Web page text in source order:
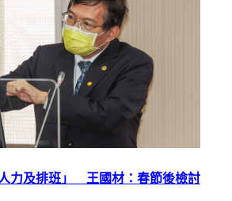
力及排班」 王國材：春節後檢討